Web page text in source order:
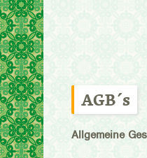
AGB´s
Allgemeine